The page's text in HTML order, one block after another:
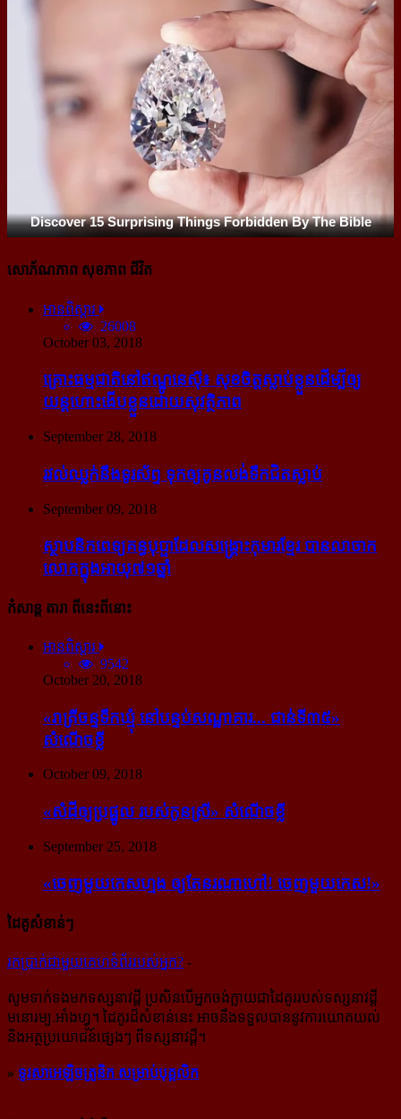
សោភ័ណភាព សុខភាព ជីវិត
អានពិស្ដារ
26008
October 03, 2018
គ្រោះធម្មជាតិនៅឥណ្ឌូនេស៊ី៖ សុខចិត្ត​ស្លាប់​ខ្លួន​ដើម្បី​ឲ្យ​
យន្ដហោះ​ងើប​ខ្លួន​ដោយ​សុវត្ថិភាព
September 28, 2018
រវល់​ឈ្លក់​នឹង​ទូរស័ព្ទ ទុក​ឲ្យ​កូន​លង់​ទឹក​ជិត​ស្លាប់
September 09, 2018
ស្ថាបនិក​ពេទ្យ​គន្ធបុប្ផា​ដែល​សង្គ្រោះ​កុមារ​ខ្មែរ​ បាន​លាចាក​
លោក​ក្នុង​អាយុ​៧១ឆ្នាំ
កំសាន្ដ តារា ពីនេះពីនោះ
អានពិស្ដារ
9542
October 20, 2018
«រាត្រីចន្ទទឹកឃ្មុំ នៅបន្ទប់សណ្ឋាគារ... ជាន់ទី៣៥»
សំណើចខ្លី
October 09, 2018
«សំដី​ឲ្យ​ប្រផ្នូល របស់​កូនស្រី» សំណើចខ្លី
September 25, 2018
«ចេញ​មួយ​កេស​ហ្មង ឲ្យ​តែ​នរណា​ហៅ! ចេញ​មួយ​កេស!»
ដៃគូសំខាន់ៗ
រក​​ប្រាក់​​ជា​​មួយ​​គេហទំព័រ​​របស់​​អ្នក? -
សូម​ទាក់ទង​មក​ទស្សនាវដ្ដី ប្រសិន​បើ​អ្នក​ចង់​ក្លាយ​ជា​ដៃគូរ​របស់​ទស្សនាវដ្ដី​
មនោរម្យ.អាំងហ្វូ។ ដៃ​គូរ​ដ៏​សំខាន់​នេះ អាច​នឹង​ទទួល​បាន​នូវ​ការ​យោគយល់
និង​អត្ថ​ប្រយោជន៍​ផ្សេងៗ ពីទស្សនាវដ្ដី។
» ទូរសាអេឡិចត្រូនិក សម្រាប់បុគ្គលិក